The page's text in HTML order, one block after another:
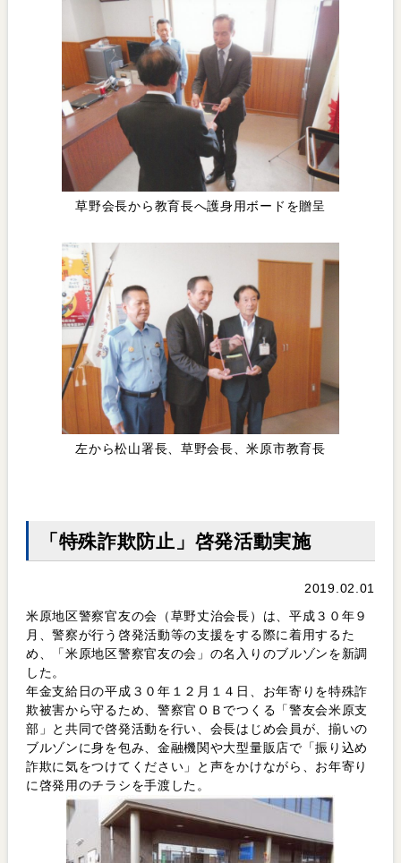
草野会長から教育長へ護身用ボードを贈呈
左から松山署長、草野会長、米原市教育長
「特殊詐欺防止」啓発活動実施
2019.02.01
米原地区警察官友の会（草野丈治会長）は、平成３０年９
月、警察が行う啓発活動等の支援をする際に着用するた
め、「米原地区警察官友の会」の名入りのブルゾンを新調
した。
年金支給日の平成３０年１２月１４日、お年寄りを特殊詐
欺被害から守るため、警察官ＯＢでつくる「警友会米原支
部」と共同で啓発活動を行い、会長はじめ会員が、揃いの
ブルゾンに身を包み、金融機関や大型量販店で「振り込め
詐欺に気をつけてください」と声をかけながら、お年寄り
に啓発用のチラシを手渡した。